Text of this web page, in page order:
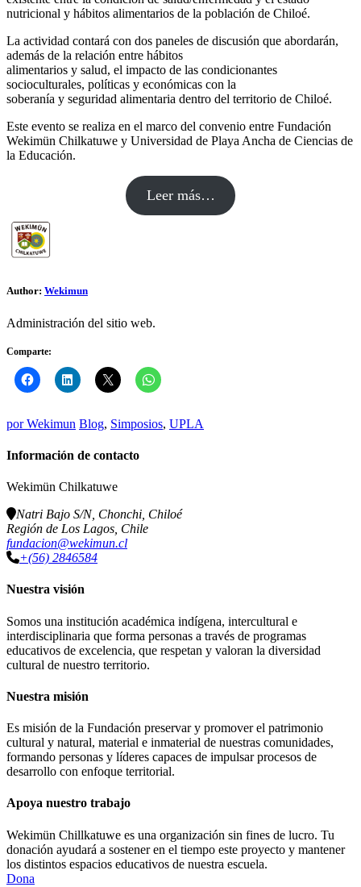
nutricional y hábitos alimentarios de la población de Chiloé.
La actividad contará con dos paneles de discusión que abordarán,
además de la relación entre hábitos
alimentarios y salud, el impacto de las condicionantes
socioculturales, políticas y económicas con la
soberanía y seguridad alimentaria dentro del territorio de Chiloé.
Este evento se realiza en el marco del convenio entre Fundación
Wekimün Chilkatuwe y Universidad de Playa Ancha de Ciencias de
la Educación.
Leer más…
Author: Wekimun
Administración del sitio web.
Comparte:
porWekimun Blog, Simposios, UPLA
Información de contacto
Wekimün Chilkatuwe
Natri Bajo S/N, Chonchi, Chiloé
Región de Los Lagos, Chile
fundacion@wekimun.cl
+(56) 2846584
Nuestra visión
Somos una institución académica indígena, intercultural e
interdisciplinaria que forma personas a través de programas
educativos de excelencia, que respetan y valoran la diversidad
cultural de nuestro territorio.
Nuestra misión
Es misión de la Fundación preservar y promover el patrimonio
cultural y natural, material e inmaterial de nuestras comunidades,
formando personas y líderes capaces de impulsar procesos de
desarrollo con enfoque territorial.
Apoya nuestro trabajo
Wekimün Chillkatuwe es una organización sin fines de lucro. Tu
donación ayudará a sostener en el tiempo este proyecto y mantener
los distintos espacios educativos de nuestra escuela.
Dona